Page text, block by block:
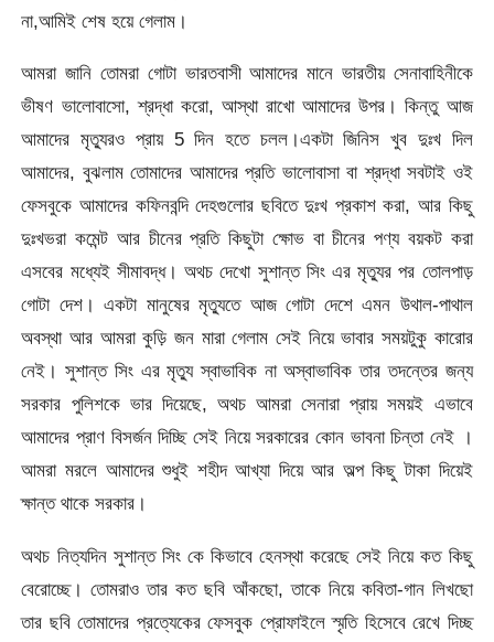
না,আমিই শেষ হয়ে গেলাম।
আমরা জানি তোমরা গোটা ভারতবাসী আমাদের মানে ভারতীয় সেনাবাহিনীকে
ভীষণ ভালোবাসো, শ্রদ্ধা করো, আস্থা রাখো আমাদের উপর। কিন্তু আজ
আমাদের মৃত্যুরও প্রায় 5 দিন হতে চলল।একটা জিনিস খুব দুঃখ দিল
আমাদের, বুঝলাম তোমাদের আমাদের প্রতি ভালোবাসা বা শ্রদ্ধা সবটাই ওই
ফেসবুকে আমাদের কফিনবন্দি দেহগুলোর ছবিতে দুঃখ প্রকাশ করা, আর কিছু
দুঃখভরা কমেন্ট আর চীনের প্রতি কিছুটা ক্ষোভ বা চীনের পণ্য বয়কট করা
এসবের মধ্যেই সীমাবদ্ধ। অথচ দেখো সুশান্ত সিং এর মৃত্যুর পর তোলপাড়
গোটা দেশ। একটা মানুষের মৃত্যুতে আজ গোটা দেশে এমন উথাল-পাথাল
অবস্থা আর আমরা কুড়ি জন মারা গেলাম সেই নিয়ে ভাবার সময়টুকু কারোর
নেই। সুশান্ত সিং এর মৃত্যু স্বাভাবিক না অস্বাভাবিক তার তদন্তের জন্য
সরকার পুলিশকে ভার দিয়েছে, অথচ আমরা সেনারা প্রায় সময়ই এভাবে
আমাদের প্রাণ বিসর্জন দিচ্ছি সেই নিয়ে সরকারের কোন ভাবনা চিন্তা নেই ।
আমরা মরলে আমাদের শুধুই শহীদ আখ্যা দিয়ে আর অল্প কিছু টাকা দিয়েই
ক্ষান্ত থাকে সরকার।
অথচ নিত্যদিন সুশান্ত সিং কে কিভাবে হেনস্থা করেছে সেই নিয়ে কত কিছু
বেরোচ্ছে। তোমরাও তার কত ছবি আঁকছো, তাকে নিয়ে কবিতা-গান লিখছো
তার ছবি তোমাদের প্রত্যেকের ফেসবুক প্রোফাইলে স্মৃতি হিসেবে রেখে দিচ্ছ